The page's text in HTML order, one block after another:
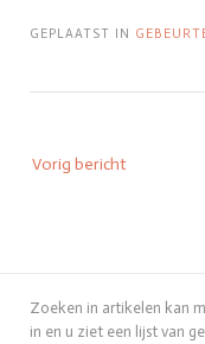
GEPLAATST IN
Vorig bericht
Zoeken in artikelen kan
in en u ziet een lijst van